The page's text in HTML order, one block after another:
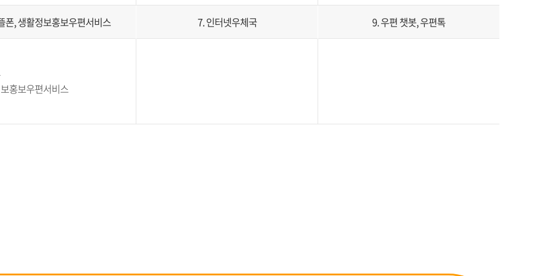
폰, 생활정보홍보우편서비스 7. 인터넷우체국 9. 우편 챗봇, 우편톡
홍보우편서비스